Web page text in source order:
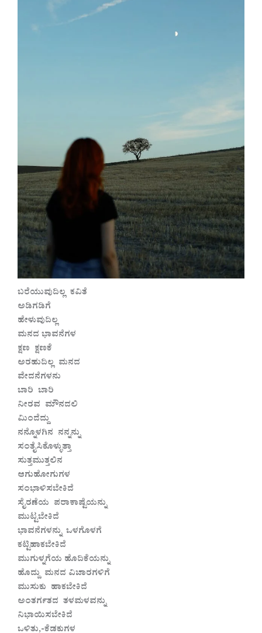
ಬರೆಯುವುದಿಲ್ಲ ಕವಿತೆ
ಅಡಿಗಡಿಗೆ
ಹೇಳುವುದಿಲ್ಲ
ಮನದ ಭಾವನೆಗಳ
ಕ್ಷಣ ಕ್ಷಣಕೆ
ಅರಹುದಿಲ್ಲ ಮನದ
ವೇದನೆಗಳನು
ಬಾರಿ ಬಾರಿ
ನೀರವ ಮೌನದಲಿ
ಮಿಂದೆದ್ದು
ನನ್ನೊಳಗಿನ ನನ್ನನ್ನು
ಸಂತೈಸಿಕೊಳ್ಳುತ್ತಾ
ಸುತ್ತಮುತ್ತಲಿನ
ಆಗುಹೋಗುಗಳ
ಸಂಭಾಳಿಸಬೇಕಿದೆ
ಸೈರಣೆಯ ಪರಾಕಾಷ್ಟೆಯನ್ನು
ಮುಟ್ಟಬೇಕಿದೆ
ಭಾವನೆಗಳನ್ನು ಒಳಗೊಳಗೆ
ಕಟ್ಟಿಹಾಕಬೇಕಿದೆ
ಮುಗುಳ್ನಗೆಯ ಹೊದಿಕೆಯನ್ನು
ಹೊದ್ದು ಮನದ ವಿಚಾರಗಳಿಗೆ
ಮುಸುಕು ಹಾಕಬೇಕಿದೆ
ಅಂತರ್ಗತದ ತಳಮಳವನ್ನು
ನಿಭಾಯಿಸಬೇಕಿದೆ